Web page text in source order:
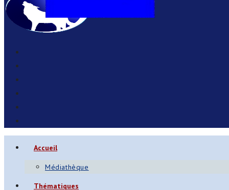
Accueil
Médiathèque
Thématiques